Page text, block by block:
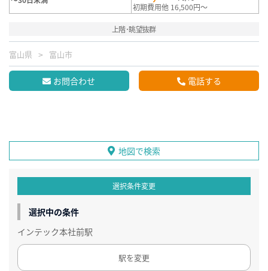
初期費用他 16,500円～
上階･眺望抜群
富山県 富山市
お問合わせ 電話する
地図で検索
選択条件変更
選択中の条件
インテック本社前駅
駅を変更